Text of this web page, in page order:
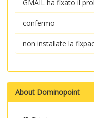
GMAIL ha fixato il
confermo
non installate la
About Dominopoint